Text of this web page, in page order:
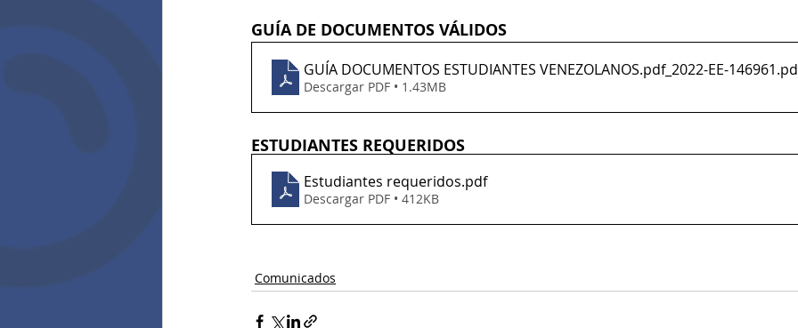
GUÍA DE DOCUMENTOS VÁLIDOS
GUÍA DOCUMENTOS ESTUDIANTES VENEZOLANOS.pdf_2022-EE-146961
Descargar PDF • 1.43MB
ESTUDIANTES REQUERIDOS
Estudiantes requeridos.pdf
Descargar PDF • 412KB
Comunicados